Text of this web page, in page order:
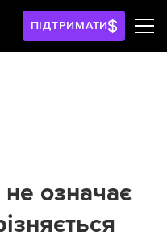
ПІДТРИМАТИ
означає